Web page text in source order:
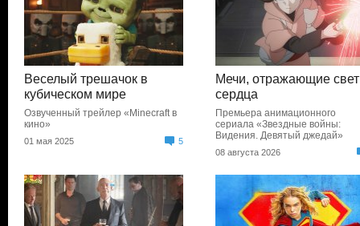
Веселый трешачок в
кубическом мире
Озвученный трейлер «Minecraft в
кино»
01 мая 2025 5
Мечи, отражающие свет
сердца
Премьера анимационного
сериала «Звездные войны:
Видения. Девятый джедай»
08 августа 2026